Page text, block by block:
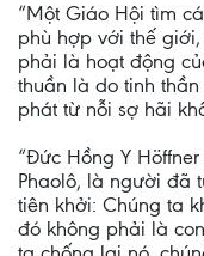
“Một Giáo Hội tìm
phù hợp với thế
phải là hoạt động
thuần là do tinh
phát từ nỗi sợ hãi
“Đức Hồng Y
Phaolô, là người đã
tiên khởi: Chúng ta
đó không phải là